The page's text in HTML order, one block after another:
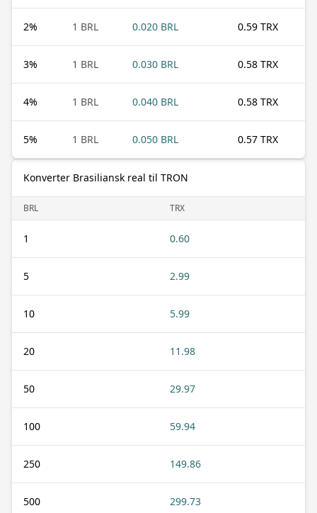
2% 1 BRL 0.020 BRL 0.59 TRX
3% 1 BRL 0.030 BRL 0.58 TRX
4% 1 BRL 0.040 BRL 0.58 TRX
5% 1 BRL 0.050 BRL 0.57 TRX
Konverter Brasiliansk real til TRON
BRL TRX
1 0.60
5 2.99
10 5.99
20 11.98
50 29.97
100 59.94
250 149.86
500 299.73